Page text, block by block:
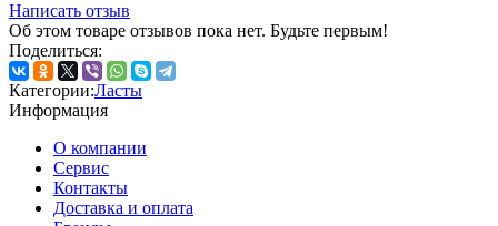
Написать отзыв
Об этом товаре отзывов пока нет. Будьте первым!
Поделиться:
Категории:Ласты
Информация
О компании
Сервис
Контакты
Доставка и оплата